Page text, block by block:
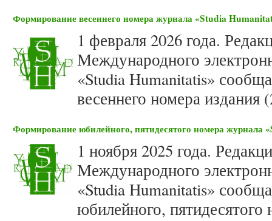
Формирование весеннего номера журнала «Studia
1 февраля 2026 года.
Международного
«Studia Humanitatis»
весеннего номера
Формирование юбилейного, пятидесятого номера журнала
1 ноября 2025 года.
Международного
«Studia Humanitatis»
юбилейного,